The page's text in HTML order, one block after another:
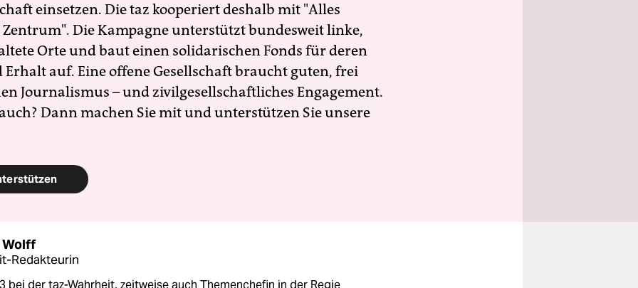
einsetzen. Die taz kooperiert deshalb mit "Alles
Die Kampagne unterstützt bundesweit linke,
Orte und baut einen solidarischen Fonds für deren
Erhalt auf. Eine offene Gesellschaft braucht guten, frei
Journalismus – und zivilgesellschaftliches Engagement.
Dann machen Sie mit und unterstützen Sie unsere
Wolff
Redakteurin
bei der taz-Wahrheit, zeitweise auch Themenchefin in der Regie